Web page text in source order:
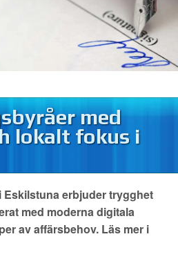
med
lokalt fokus i
erbjuder trygghet
med moderna digitala
av affärsbehov. Läs mer i